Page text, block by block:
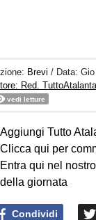
Brevi / Data:
Red.
vedi letture
Aggiungi Tutto
Clicca qui per
Entra qui nel
della giornata
Condividi